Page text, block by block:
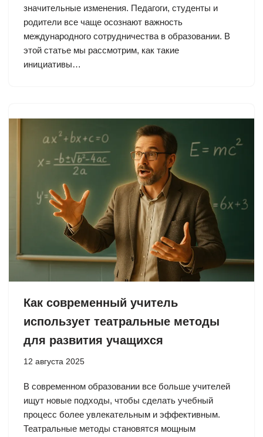
значительные изменения. Педагоги, студенты и
родители все чаще осознают важность
международного сотрудничества в образовании. В
этой статье мы рассмотрим, как такие
инициативы…
Как современный учитель
использует театральные методы
для развития учащихся
12 августа 2025
В современном образовании все больше учителей
ищут новые подходы, чтобы сделать учебный
процесс более увлекательным и эффективным.
Театральные методы становятся мощным